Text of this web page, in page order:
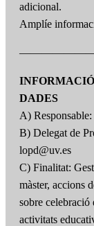
adicional.
Amplíe
DADES
A)
B) Delegat de
lopd@uv.es
C) Finalitat:
màster, accions
sobre
activitats